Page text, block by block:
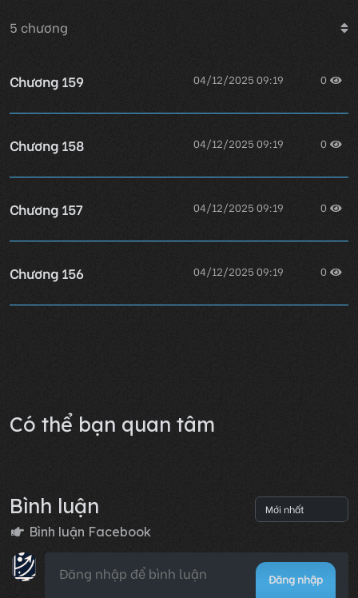
5 chương
Chương 159 04/12/2025 09:19 0
Chương 158 04/12/2025 09:19 0
Chương 157 04/12/2025 09:19 0
Chương 156 04/12/2025 09:19 0
Có thể bạn quan tâm
Bình luận
Bình luận Facebook
Đăng nhập